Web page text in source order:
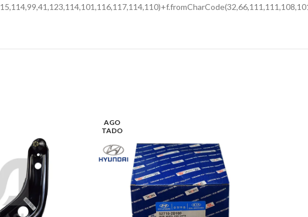
AGO
TADO